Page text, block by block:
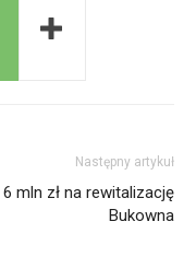
Następny artykuł
6 mln zł na rewitalizację
Bukowna